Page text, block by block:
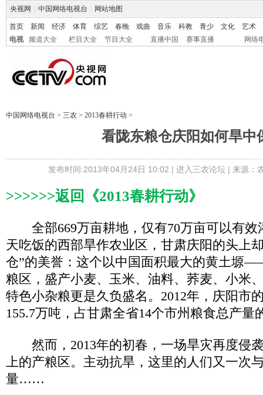
央视网 中国网络电视台 网站地图
首页 新闻 经济 体育 综艺 春晚 戏曲 音乐 科教 青少 文化
艺术
电视
频道大全 栏目大全 节目大全 直播中国 赛事直播 网络
中国网络电视台 > 三农 > 2013春耕行动 >
看陇东粮仓庆阳如何旱中
发布时间:2013年04月24日 10:02 | 进入三农论坛| 来源：
>>>>>>返回《2013春耕行动》
全部669万亩耕地，仅有70万亩可以有效
天吃饭的西部旱作农业区，甘肃庆阳的头上
仓”的美誉：这个以中国面积最大的黄土塬
粮区，盛产小麦、玉米、油料、荞麦、小米
特色小杂粮更是久负盛名。2012年，庆阳市
155.7万吨，占甘肃全省14个市州粮食总产量
然而，2013年的初春，一场旱灾再度侵
上的产粮区。主动抗旱，这里的人们又一次
量……